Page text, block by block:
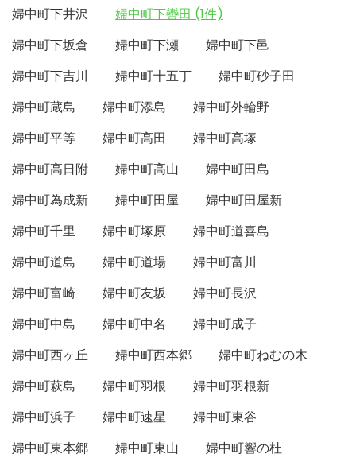
婦中町下井沢
婦中町下轡田 (1件)
婦中町下坂倉
婦中町下瀬
婦中町下邑
婦中町下吉川
婦中町十五丁
婦中町砂子田
婦中町蔵島
婦中町添島
婦中町外輪野
婦中町平等
婦中町高田
婦中町高塚
婦中町高日附
婦中町高山
婦中町田島
婦中町為成新
婦中町田屋
婦中町田屋新
婦中町千里
婦中町塚原
婦中町道喜島
婦中町道島
婦中町道場
婦中町富川
婦中町富崎
婦中町友坂
婦中町長沢
婦中町中島
婦中町中名
婦中町成子
婦中町西ヶ丘
婦中町西本郷
婦中町ねむの木
婦中町萩島
婦中町羽根
婦中町羽根新
婦中町浜子
婦中町速星
婦中町東谷
婦中町東本郷
婦中町東山
婦中町響の杜